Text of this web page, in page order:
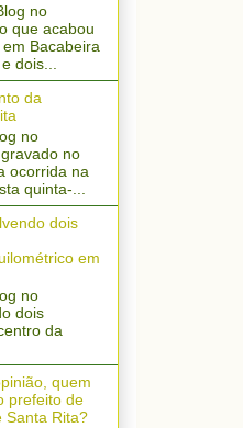
no
que acabou
Bacabeira
dois...
da
no
no
ocorrida na
quinta-...
dois
em
no
dois
da
quem
prefeito de
Santa Rita?